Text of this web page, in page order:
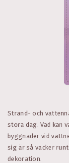
Strand- och
stora dag. Vad kan
byggnader vid
sig är så vacker
dekoration.